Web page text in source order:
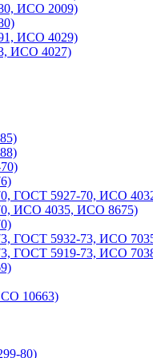
ИСО 2009)
ИСО 4029)
ИСО 4027)
ГОСТ 5927-70, ИСО
ИСО 4035, ИСО 8675)
ГОСТ 5932-73, ИСО
ГОСТ 5919-73, ИСО
10663)
80)